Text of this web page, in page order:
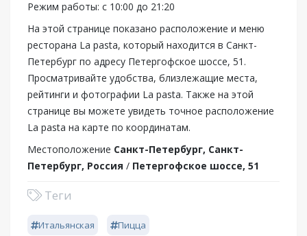
Режим работы: с 10:00 до 21:20
На этой странице показано расположение и меню
ресторана La pasta, который находится в Санкт-
Петербург по адресу Петергофское шоссе, 51.
Просматривайте удобства, близлежащие места,
рейтинги и фотографии La pasta. Также на этой
странице вы можете увидеть точное расположение
La pasta на карте по координатам.
Местоположение Санкт-Петербург, Санкт-
Петербург, Россия / Петергофское шоссе, 51
Теги
Итальянская Пицца